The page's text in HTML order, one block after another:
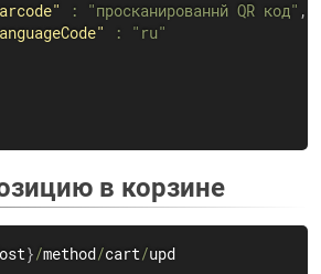
: "просканированнй QR код" ,
:
"ru"
в корзине
}/method/cart/upd